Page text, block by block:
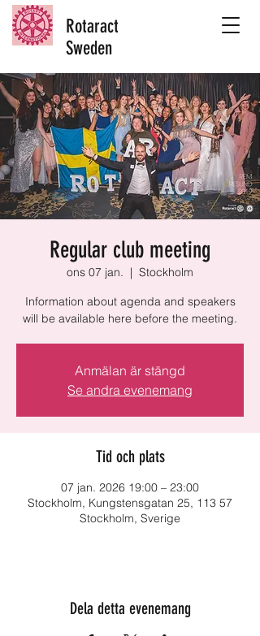
Rotaract
Sweden
Regular club meeting
ons 07 jan.
  |
Stockholm
Information about agenda and speakers
will be available here before the meeting.
Anmälan är stängd
Se andra evenemang
Tid och plats
07 jan. 2026 19:00 – 23:00
Stockholm, Kungstensgatan 25, 113 57
Stockholm, Sverige
Dela detta evenemang